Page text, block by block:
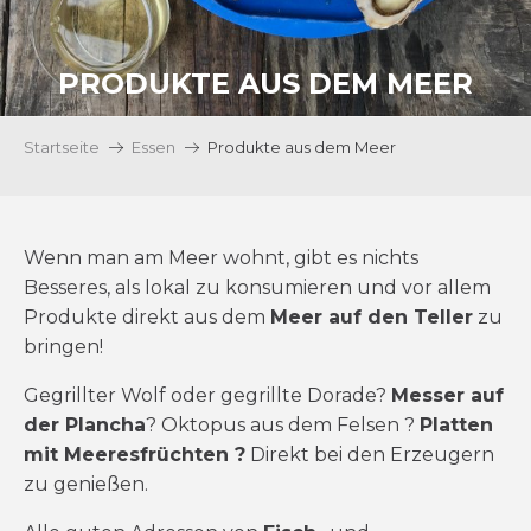
PRODUKTE AUS DEM MEER
Startseite Essen Produkte aus dem Meer
Wenn man am Meer wohnt, gibt es nichts
Besseres, als lokal zu konsumieren und vor allem
Produkte direkt aus dem Meer auf den Teller zu
bringen!
Gegrillter Wolf oder gegrillte Dorade? Messer auf
der Plancha? Oktopus aus dem Felsen ? Platten
mit Meeresfrüchten ? Direkt bei den Erzeugern
zu genießen.